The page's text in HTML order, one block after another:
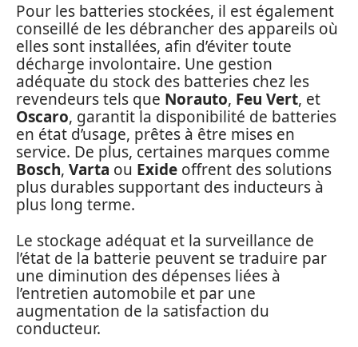
Pour les batteries stockées, il est également
conseillé de les débrancher des appareils où
elles sont installées, afin d’éviter toute
décharge involontaire. Une gestion
adéquate du stock des batteries chez les
revendeurs tels que Norauto, Feu Vert, et
Oscaro, garantit la disponibilité de batteries
en état d’usage, prêtes à être mises en
service. De plus, certaines marques comme
Bosch, Varta ou Exide offrent des solutions
plus durables supportant des inducteurs à
plus long terme.
Le stockage adéquat et la surveillance de
l’état de la batterie peuvent se traduire par
une diminution des dépenses liées à
l’entretien automobile et par une
augmentation de la satisfaction du
conducteur.